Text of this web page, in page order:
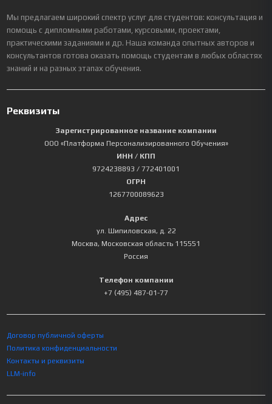
Мы предлагаем широкий спектр услуг для студентов: консультация и
помощь с дипломными работами, курсовыми, проектами,
практическими заданиями и др. Наша команда опытных авторов и
консультантов готова оказать помощь студентам в любых областях
знаний и на разных этапах обучения.
Реквизиты
Зарегистрированное название компании
ООО «Платформа Персонализированного Обучения»
ИНН / КПП
9724238893 / 772401001
ОГРН
1267700089623
Адрес
ул. Шипиловская, д. 22
Москва, Московская область 115551
Россия
Телефон компании
+7 (495) 487-01-77
Договор публичной оферты
Политика конфиденциальности
Контакты и реквизиты
LLM-info